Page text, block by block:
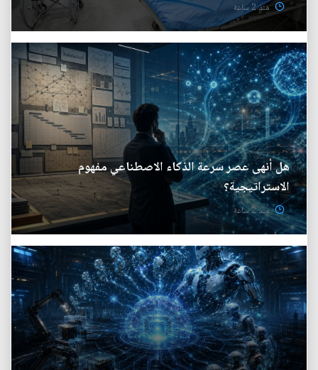
منذ 2 ساعة
هل أنهى عصر سرعة الذكاء الاصطناعي مفهوم
الاستراتيجية؟
منذ 2 ساعة